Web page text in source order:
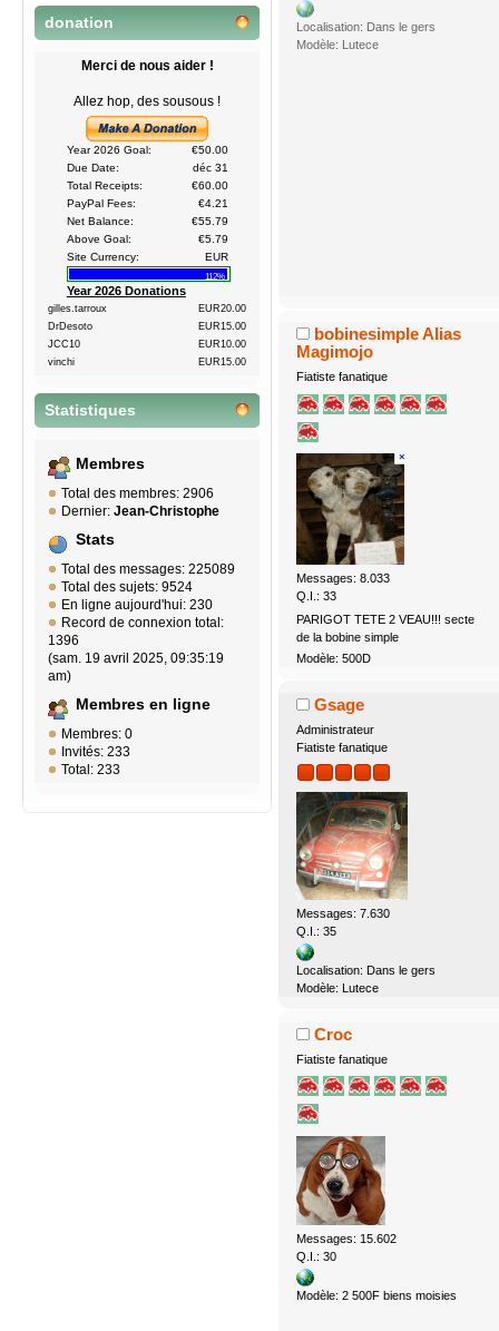
donation
Merci de nous aider !
Allez hop, des sousous !
Year 2026 Goal:
€50.00
Due Date:
déc 31
Total Receipts:
€60.00
PayPal Fees:
€4.21
Net Balance:
€55.79
Above Goal:
€5.79
Site Currency:
EUR
112%
Year 2026 Donations
gilles.tarroux
EUR20.00
DrDesoto
EUR15.00
JCC10
EUR10.00
vinchi
EUR15.00
Statistiques
Membres
Total des membres: 2906
Dernier: Jean-Christophe
Stats
Total des messages: 225089
Total des sujets: 9524
En ligne aujourd'hui: 230
Record de connexion total:
1396
(sam. 19 avril 2025, 09:35:19
am)
Membres en ligne
Membres: 0
Invités: 233
Total: 233
Localisation: Dans le gers
Modèle: Lutece
bobinesimple Alias
Magimojo
Fiatiste fanatique
Messages: 8.033
Q.I.: 33
PARIGOT TETE 2 VEAU!!! secte
de la bobine simple
Modèle: 500D
Gsage
Administrateur
Fiatiste fanatique
Messages: 7.630
Q.I.: 35
Localisation: Dans le gers
Modèle: Lutece
Croc
Fiatiste fanatique
Messages: 15.602
Q.I.: 30
Modèle: 2 500F biens moisies